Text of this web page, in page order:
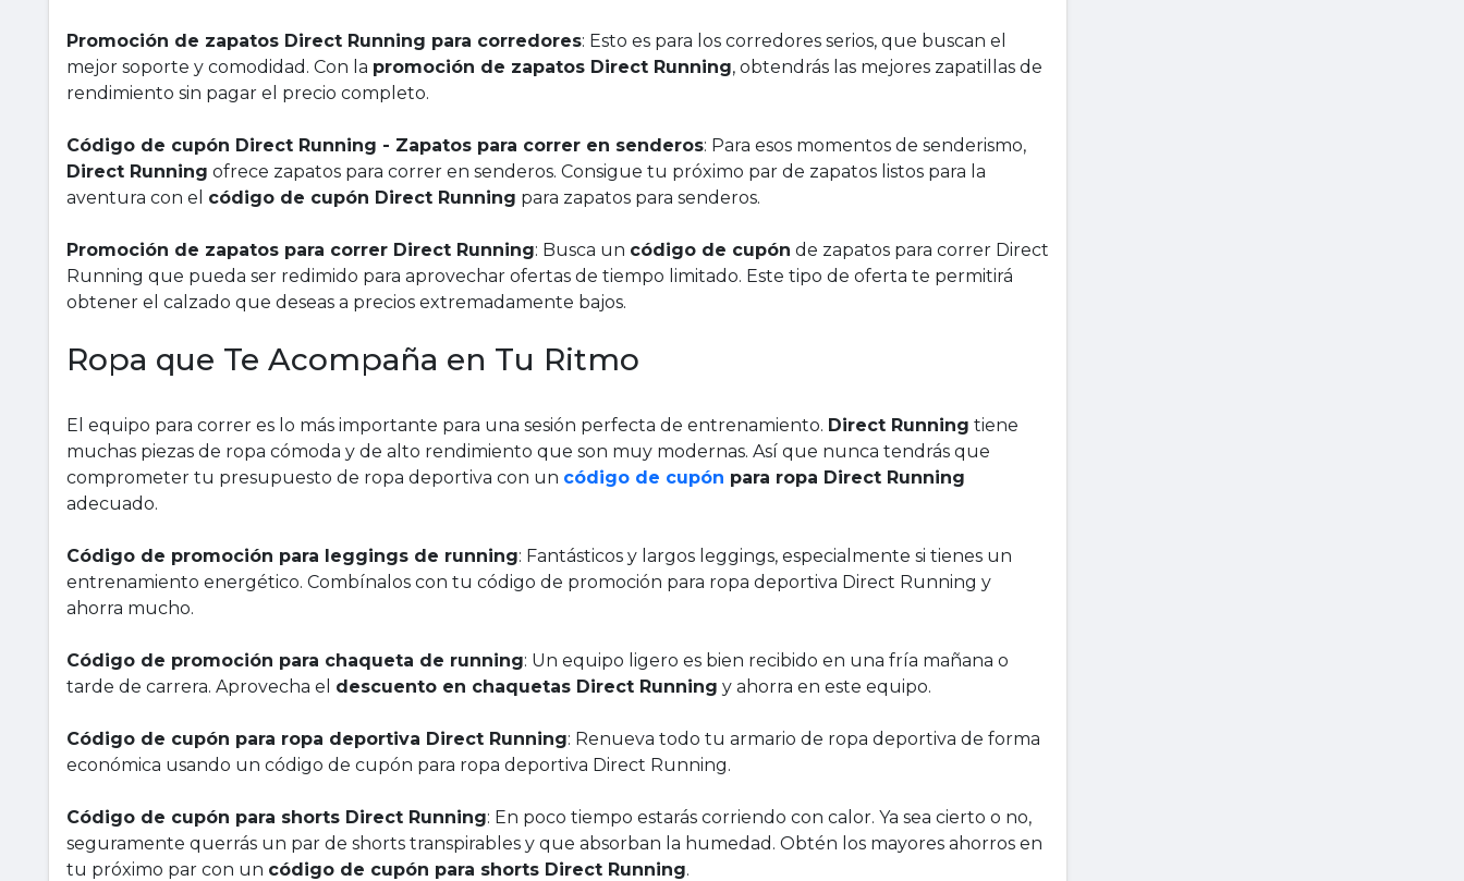
Promoción de zapatos Direct Running para corredores: Esto es para los corredores serios, que buscan el
mejor soporte y comodidad. Con la promoción de zapatos Direct Running, obtendrás las mejores zapatillas de
rendimiento sin pagar el precio completo.
Código de cupón Direct Running - Zapatos para correr en senderos: Para esos momentos de senderismo,
Direct Running ofrece zapatos para correr en senderos. Consigue tu próximo par de zapatos listos para la
aventura con el código de cupón Direct Running para zapatos para senderos.
Promoción de zapatos para correr Direct Running: Busca un código de cupón de zapatos para correr Direct
Running que pueda ser redimido para aprovechar ofertas de tiempo limitado. Este tipo de oferta te permitirá
obtener el calzado que deseas a precios extremadamente bajos.
Ropa que Te Acompaña en Tu Ritmo
El equipo para correr es lo más importante para una sesión perfecta de entrenamiento. Direct Running tiene
muchas piezas de ropa cómoda y de alto rendimiento que son muy modernas. Así que nunca tendrás que
comprometer tu presupuesto de ropa deportiva con un código de cupón para ropa Direct Running
adecuado.
Código de promoción para leggings de running: Fantásticos y largos leggings, especialmente si tienes un
entrenamiento energético. Combínalos con tu código de promoción para ropa deportiva Direct Running y
ahorra mucho.
Código de promoción para chaqueta de running: Un equipo ligero es bien recibido en una fría mañana o
tarde de carrera. Aprovecha el descuento en chaquetas Direct Running y ahorra en este equipo.
Código de cupón para ropa deportiva Direct Running: Renueva todo tu armario de ropa deportiva de forma
económica usando un código de cupón para ropa deportiva Direct Running.
Código de cupón para shorts Direct Running: En poco tiempo estarás corriendo con calor. Ya sea cierto o no,
seguramente querrás un par de shorts transpirables y que absorban la humedad. Obtén los mayores ahorros en
tu próximo par con un código de cupón para shorts Direct Running.